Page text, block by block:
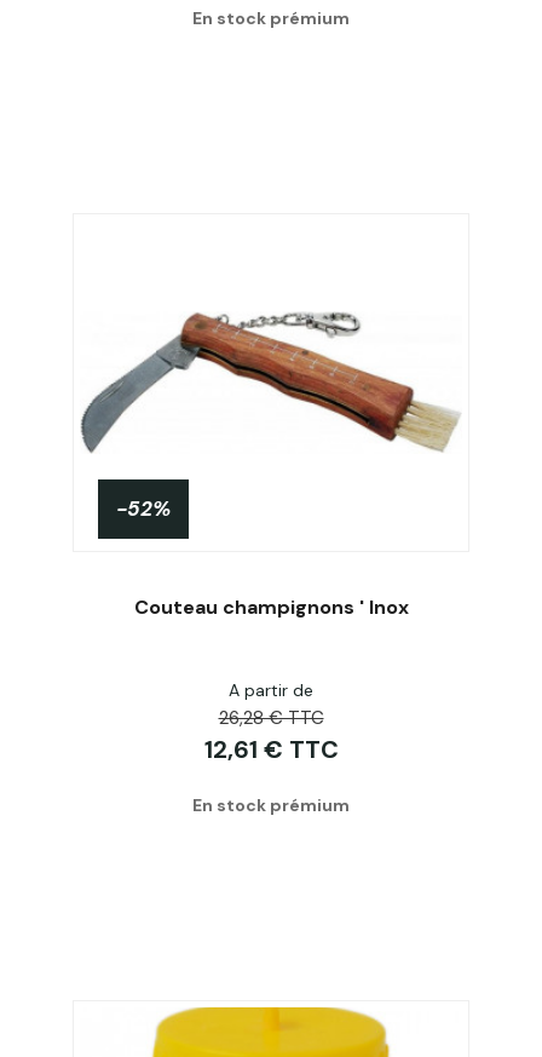
En stock prémium
Acheter
-52%
Couteau champignons ' Inox
A partir de
26,28 € TTC
12,61 € TTC
En stock prémium